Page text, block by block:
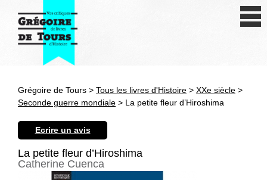
Antiquité
Epoque moderne
Grégoire de Tours > Tous les livres d'Histoire > XXe siècle >
Seconde guerre mondiale > La petite fleur d’Hiroshima
Ecrire un avis
La petite fleur d’Hiroshima
Catherine Cuenca